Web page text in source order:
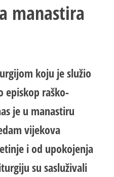
manastira
koju je služio
episkop raško-
je u manastiru
vijekova
i od upokojenja
su sasluživali